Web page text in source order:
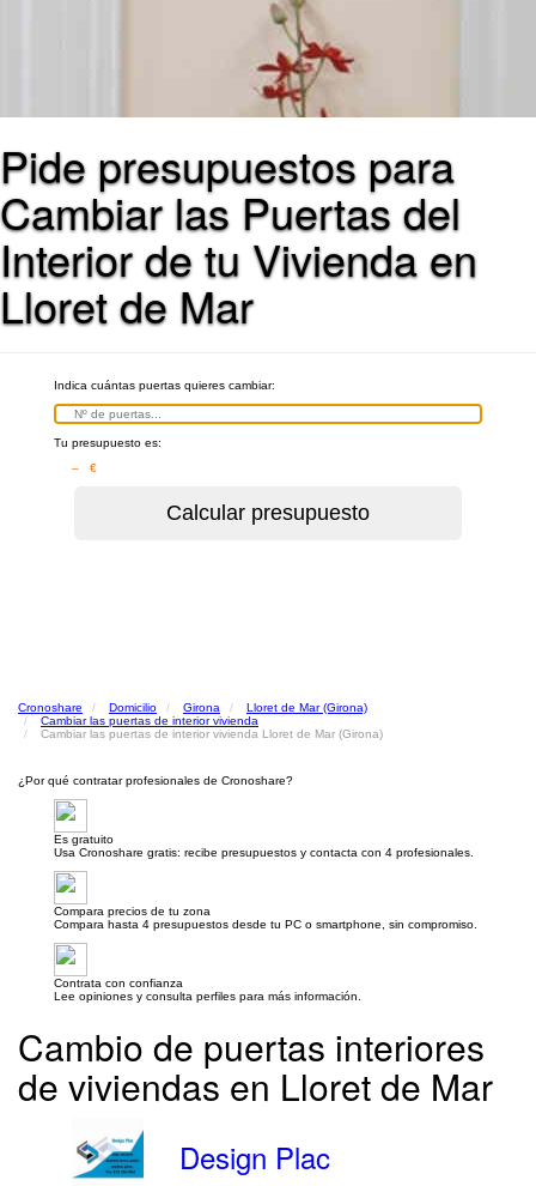
Pide presupuestos para
Cambiar las Puertas del
Interior de tu Vivienda en
Lloret de Mar
Indica cuántas puertas quieres cambiar:
Tu presupuesto es:
– €
Cronoshare Domicilio Girona
Lloret de Mar (Girona)
Cambiar las puertas de interior vivienda
Cambiar las puertas de interior vivienda Lloret de Mar (Girona)
¿Por qué contratar profesionales de Cronoshare?
Es gratuito
Usa Cronoshare gratis: recibe presupuestos y contacta con 4 profesionales.
Compara precios de tu zona
Compara hasta 4 presupuestos desde tu PC o smartphone, sin compromiso.
Contrata con confianza
Lee opiniones y consulta perfiles para más información.
Cambio de puertas interiores
de viviendas en Lloret de Mar
Design Plac